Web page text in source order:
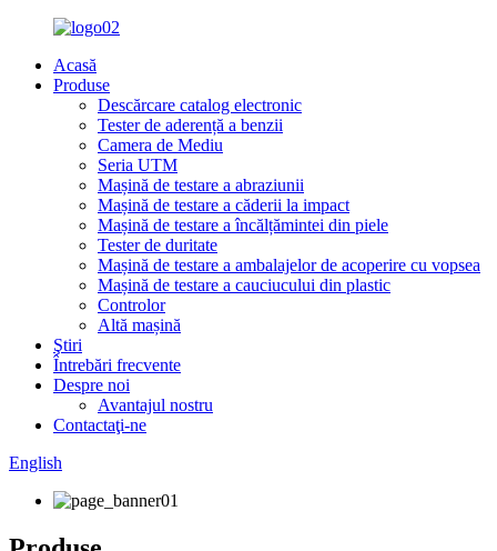
Acasă
Produse
Descărcare catalog electronic
Tester de aderență a benzii
Camera de Mediu
Seria UTM
Mașină de testare a abraziunii
Mașină de testare a căderii la impact
Mașină de testare a încălțămintei din piele
Tester de duritate
Mașină de testare a ambalajelor de acoperire cu vopsea
Mașină de testare a cauciucului din plastic
Controlor
Altă mașină
Ştiri
Întrebări frecvente
Despre noi
Avantajul nostru
Contactaţi-ne
English